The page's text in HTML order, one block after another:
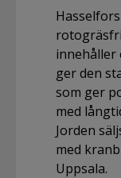
innehåller
ger den
som ger
med
Jorden
med
Uppsala.